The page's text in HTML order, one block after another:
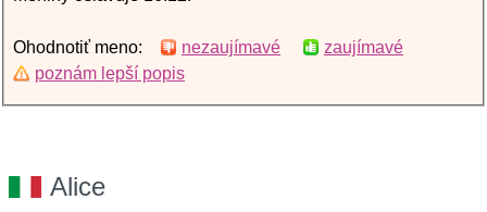
Ohodnotiť meno: nezaujímavé
zaujímavé
poznám lepší popis
Alice